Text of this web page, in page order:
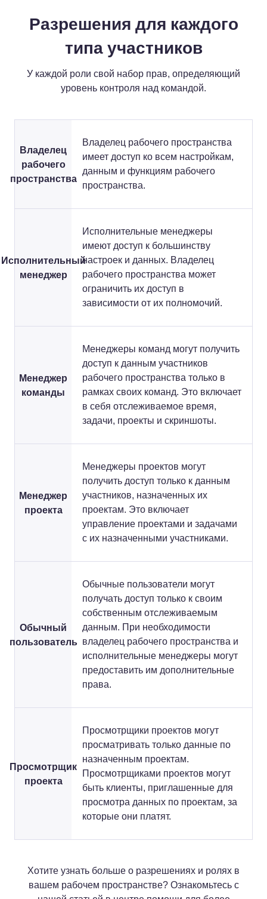
Разрешения для каждого
типа участников
У каждой роли свой набор прав, определяющий
уровень контроля над командой.
Владелец
рабочего
пространства
Владелец рабочего пространства
имеет доступ ко всем настройкам,
данным и функциям рабочего
пространства.
Исполнительный
менеджер
Исполнительные менеджеры
имеют доступ к большинству
настроек и данных. Владелец
рабочего пространства может
ограничить их доступ в
зависимости от их полномочий.
Менеджер
команды
Менеджеры команд могут получить
доступ к данным участников
рабочего пространства только в
рамках своих команд. Это включает
в себя отслеживаемое время,
задачи, проекты и скриншоты.
Менеджер
проекта
Менеджеры проектов могут
получить доступ только к данным
участников, назначенных их
проектам. Это включает
управление проектами и задачами
с их назначенными участниками.
Обычный
пользователь
Обычные пользователи могут
получать доступ только к своим
собственным отслеживаемым
данным. При необходимости
владелец рабочего пространства и
исполнительные менеджеры могут
предоставить им дополнительные
права.
Просмотрщик
проекта
Просмотрщики проектов могут
просматривать только данные по
назначенным проектам.
Просмотрщиками проектов могут
быть клиенты, приглашенные для
просмотра данных по проектам, за
которые они платят.
Хотите узнать больше о разрешениях и ролях в
вашем рабочем пространстве? Ознакомьтесь с